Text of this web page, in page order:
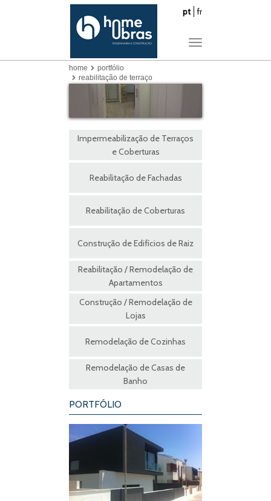
pt fr
Toggle
home
portfólio
reabilitação de terraço
Impermeabilização de Terraços
e Coberturas
Reabilitação de Fachadas
Reabilitação de Coberturas
Construção de Edifícios de Raiz
Reabilitação / Remodelação de
Apartamentos
Construção / Remodelação de
Lojas
Remodelação de Cozinhas
Remodelação de Casas de
Banho
PORTFÓLIO